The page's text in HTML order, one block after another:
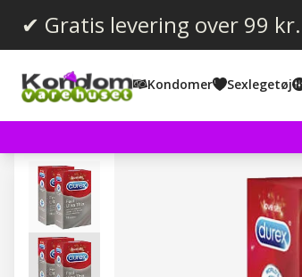
✔ Gratis levering over 99 kr.
Kondomer Sexlegetøj